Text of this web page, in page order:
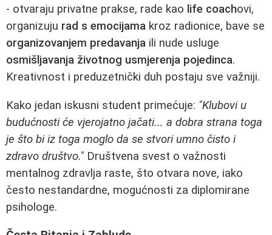
- otvaraju privatne prakse, rade kao life coachovi,
organizuju rad s emocijama kroz radionice, bave se
organizovanjem predavanja ili nude usluge
osmišljavanja životnog usmjerenja pojedinca.
Kreativnost i preduzetnički duh postaju sve važniji.
Kako jedan iskusni student primećuje: "Klubovi u
budućnosti će vjerojatno jačati... a dobra strana toga
je što bi iz toga moglo da se stvori umno čisto i
zdravo društvo." Društvena svest o važnosti
mentalnog zdravlja raste, što otvara nove, iako
često nestandardne, mogućnosti za diplomirane
psihologe.